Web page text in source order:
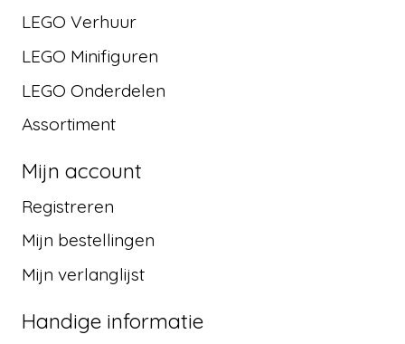
LEGO Verhuur
LEGO Minifiguren
LEGO Onderdelen
Assortiment
Mijn account
Registreren
Mijn bestellingen
Mijn verlanglijst
Handige informatie